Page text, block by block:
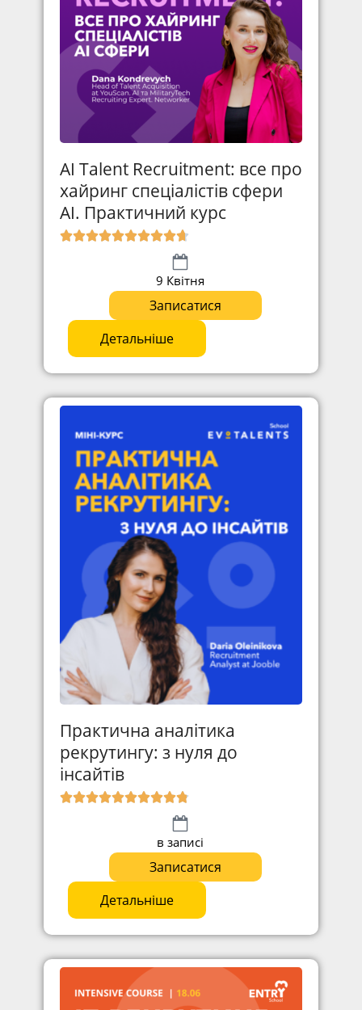
AI Talent Recruitment: все про
хайринг спеціалістів сфери
АІ. Практичний курс
9 Квітня
Записатися
Детальніше
Практична аналітика
рекрутингу: з нуля до
інсайтів
в записі
Записатися
Детальніше